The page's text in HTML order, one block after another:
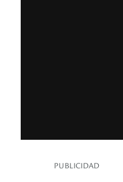
PUBLICIDAD